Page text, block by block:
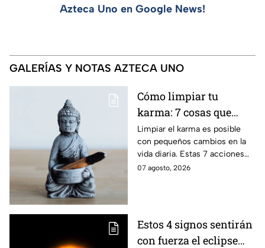
Azteca Uno en Google News!
GALERÍAS Y NOTAS AZTECA UNO
Cómo limpiar tu
karma: 7 cosas que
debes hacer desde
ahora
Limpiar el karma es posible
con pequeños cambios en la
vida diaria. Estas 7 acciones
pueden ayudarte a soltar lo
07 agosto, 2026
Estos 4 signos sentirán
con fuerza el eclipse